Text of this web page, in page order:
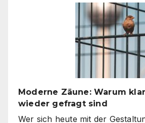
oder
Inhouse-
Produktion?
finden
Unternehmen
Weg
zu
skalierbarem
Moderne Zäune: Warum
wieder gefragt sind
Wer sich heute mit der